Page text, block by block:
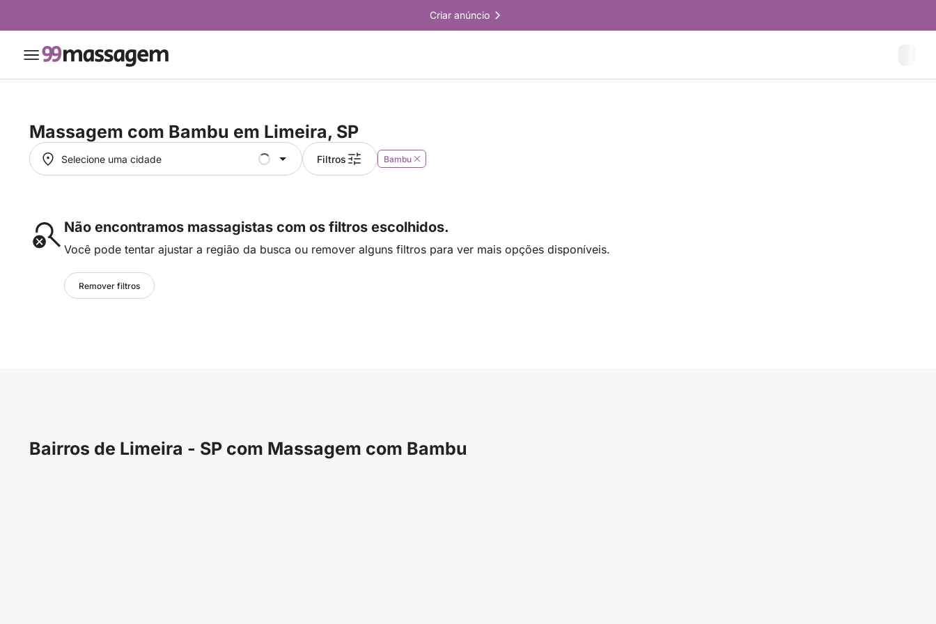
Criar anúncio
Massagem com Bambu em Limeira, SP
Selecione uma cidade
Selecione uma cidade Filtros Bambu
Não encontramos massagistas com os filtros escolhidos.
Você pode tentar ajustar a região da busca ou remover alguns filtros para ver mais opções disponíveis.
Remover filtros
Bairros de Limeira - SP com Massagem com Bambu